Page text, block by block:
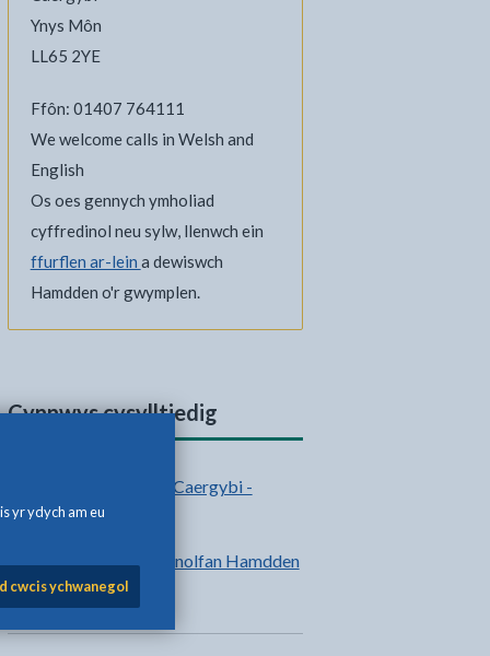
yr ydych am eu
cwcis ychwanegol
Ynys Môn
LL65 2YE
Ffôn: 01407 764111
We welcome calls in Welsh and
English
Os oes gennych ymholiad
cyffredinol neu sylw, llenwch ein
ffurflen ar-lein a dewiswch
Hamdden o'r gwymplen.
Cynnwys cysylltiedig
Canolfan Hamdden Caergybi -
gwybodaeth
Ffitrwydd yng Nghanolfan Hamdden
Caergybi